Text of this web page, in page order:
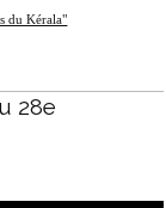
du Kérala"
28e